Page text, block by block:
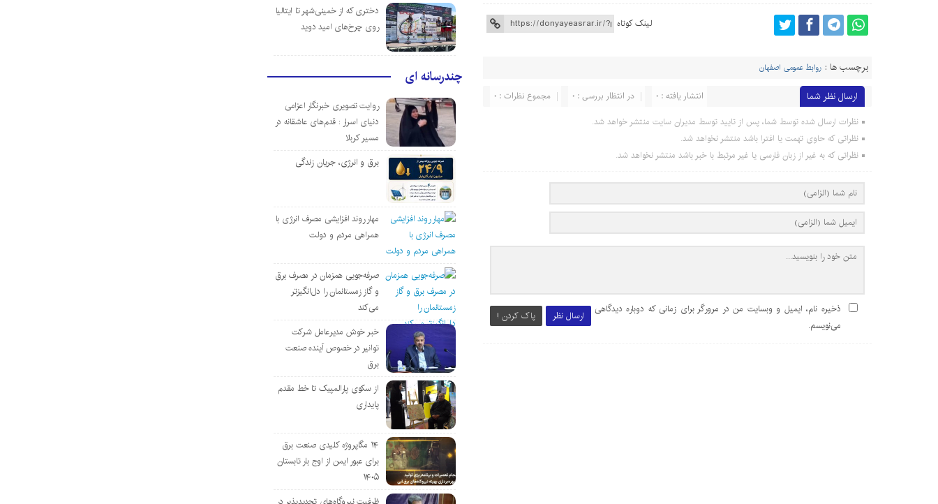
لینک کوتاه
برچسب ها : روابط عمومی اصفهان
ارسال نظر شما مجموع نظرات : 0 در انتظار بررسی : 0 انتشار یافته : 0
نظرات ارسال شده توسط شما، پس از تایید توسط مدیران سایت منتشر خواهد شد.
نظراتی که حاوی تهمت یا افترا باشد منتشر نخواهد شد.
نظراتی که به غیر از زبان فارسی یا غیر مرتبط با خبر باشد منتشر نخواهد شد.
ارسال نظر پاک کردن !
ذخیره نام، ایمیل و وبسایت من در مرورگر برای زمانی که دوباره دیدگاهی
می‌نویسم.
دختری که از خمینی‌شهر تا ایتالیا
روی چرخ‌های امید دوید
چندرسانه ای
روایت تصویری خبرنگار اعزامی
دنیای اسرار : قدم‌های عاشقانه در
مسیر کربلا
برق و انرژی، جریان زندگی
مهار روند افزایشی مصرف انرژی با
همراهی مردم و دولت
صرفه‌جویی همزمان در مصرف برق
و گاز زمستانمان را دل‌انگیزتر
می‌کند
خبر خوش مدیرعامل شرکت
توانیر در خصوص آینده صنعت
برق
از سکوی پارالمپیک تا خط مقدم
پایداری
۱۴ مگاپروژه‌ کلیدی صنعت برق
برای عبور ایمن از اوج بار تابستان
۱۴۰۵